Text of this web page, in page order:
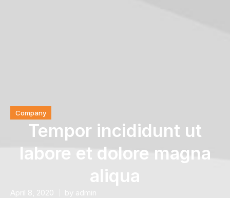
Company
Tempor incididunt ut
labore et dolore magna
aliqua
April 8, 2020 by admin